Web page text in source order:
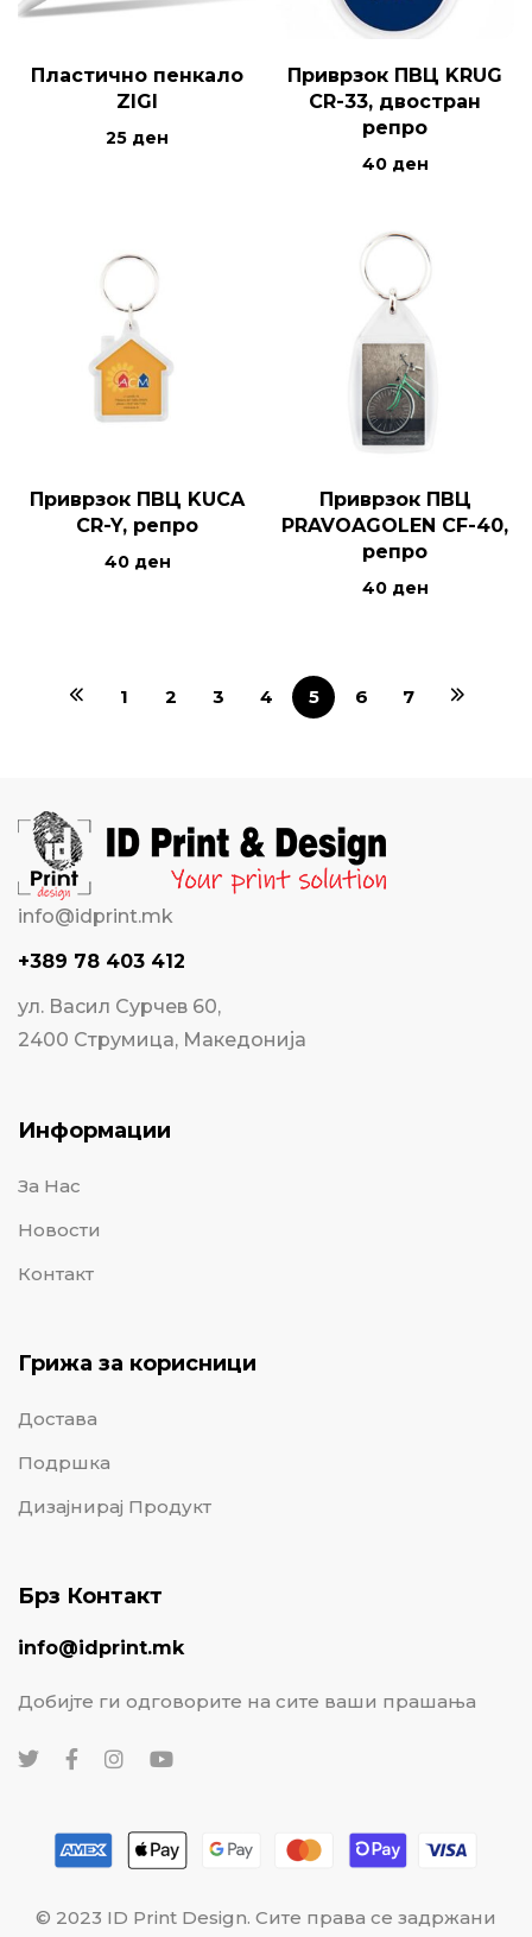
Пластично пенкало
ZIGI
25 ден
Приврзок ПВЦ KRUG
CR-33, двостран
репро
40 ден
Приврзок ПВЦ KUCA
CR-Y, репро
40 ден
Приврзок ПВЦ
PRAVOAGOLEN CF-40,
репро
40 ден
1 2 3 4 5 6 7
info@idprint.mk
+389 78 403 412
ул. Васил Сурчев 60,
2400 Струмица, Македонија
Информации
За Нас
Новости
Контакт
Грижа за корисници
Достава
Подршка
Дизајнирај Продукт
Брз Контакт
info@idprint.mk
Добијте ги одговорите на сите ваши прашања
© 2023 ID Print Design. Сите права се задржани